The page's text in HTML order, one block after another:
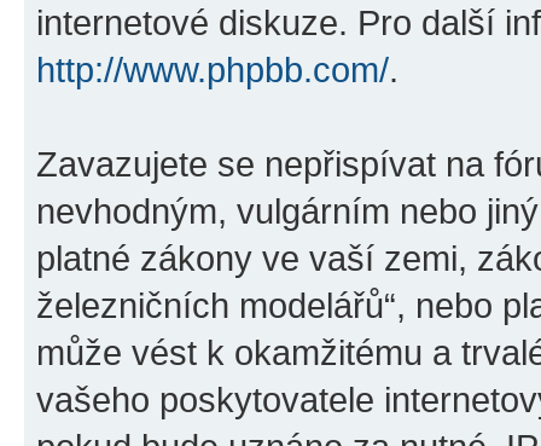
internetové diskuze. Pro další
http://www.phpbb.com/.
Zavazujete se nepřispívat na
nevhodným, vulgárním nebo
platné zákony ve vaší zemi,
železničních modelářů“, nebo
může vést k okamžitému a
vašeho poskytovatele